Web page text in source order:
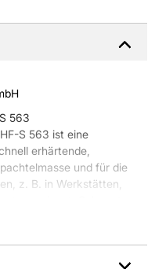
563
S 563 ist eine
erhärtende,
und für die
z. B. in Werkstätten,
geeignet. Sehr gute
durch
verarbeitet
hochfest HF-S 563: